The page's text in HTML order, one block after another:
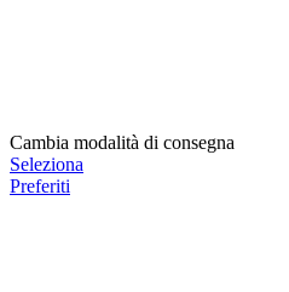
Cambia modalità di consegna
Seleziona
Preferiti